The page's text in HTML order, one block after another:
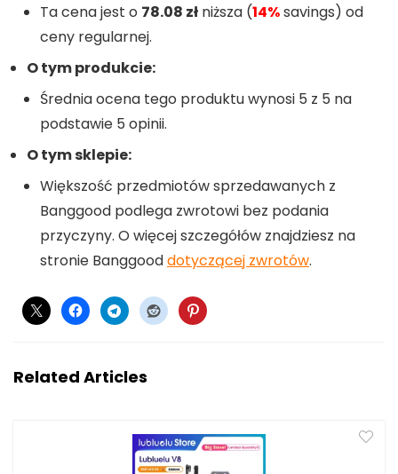
Ta cena jest o 78.08 zł niższa (14%savings) od
ceny regularnej.
O tym produkcie:
Średnia ocena tego produktu wynosi 5 z 5 na
podstawie 5 opinii.
O tym sklepie:
Większość przedmiotów sprzedawanych z
Banggood podlega zwrotowi bez podania
przyczyny. O więcej szczegółów znajdziesz na
stronie Banggooddotyczącej zwrotów.
Related Articles